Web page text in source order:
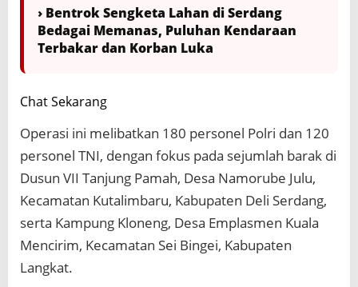
› Bentrok Sengketa Lahan di Serdang
Bedagai Memanas, Puluhan Kendaraan
Terbakar dan Korban Luka
Chat Sekarang
Operasi ini melibatkan 180 personel Polri dan 120
personel TNI, dengan fokus pada sejumlah barak di
Dusun VII Tanjung Pamah, Desa Namorube Julu,
Kecamatan Kutalimbaru, Kabupaten Deli Serdang,
serta Kampung Kloneng, Desa Emplasmen Kuala
Mencirim, Kecamatan Sei Bingei, Kabupaten
Langkat.